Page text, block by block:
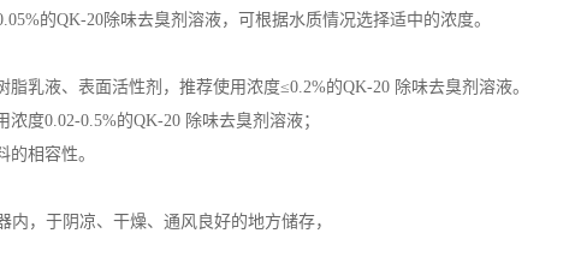
的QK-20除味去臭剂溶液，可根据水质情况选择适中的浓度。
乳液、表面活性剂，推荐使用浓度≤0.2%的QK-20 除味去臭剂溶液。
度0.02-0.5%的QK-20 除味去臭剂溶液；
相容性。
内，于阴凉、干燥、通风良好的地方储存，